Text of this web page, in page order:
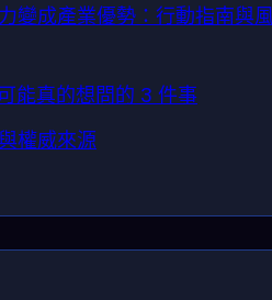
變成產業優勢：行動指南與
能真的想問的 3 件事
權威來源